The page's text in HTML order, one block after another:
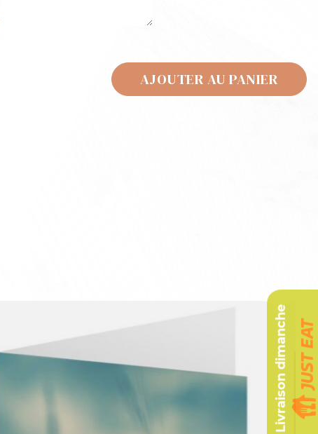
AJOUTER AU PANIER
Livraison dimanche